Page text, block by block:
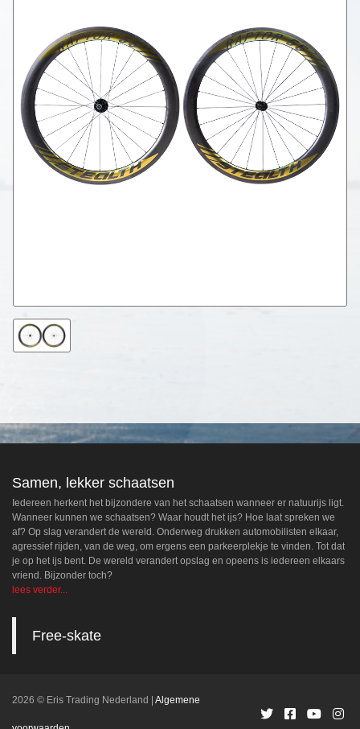
Samen, lekker schaatsen
Iedereen herkent het bijzondere van het schaatsen wanneer er natuurijs ligt.
Wanneer kunnen we schaatsen? Waar houdt het ijs? Hoe laat spreken we
af? Op slag verandert de wereld. Onderweg drukken automobilisten elkaar,
agressief rijden, van de weg, om ergens een parkeerplekje te vinden. Tot dat
je op het ijs bent. De wereld verandert opslag en opeens is iedereen elkaars
vriend. Bijzonder toch?
lees verder...
Free-skate
2026 © Eris Trading Nederland Algemene